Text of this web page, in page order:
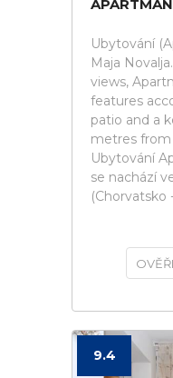
Ubytování
Maja
views,
features
patio and a
metres from
Ubytování
se nachází
(Chorvatsko
9.4